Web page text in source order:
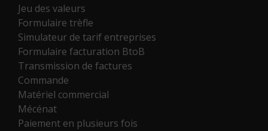
Jeu des valeurs
Formulaire trèfle
Simulateur de tarif entreprises
Formulaire facturation BtoB
Transmission de factures
Commande
Matériel commercial
Mécénat
Paiement en plusieurs fois